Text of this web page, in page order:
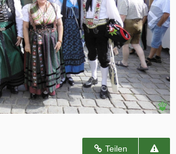
Teilen